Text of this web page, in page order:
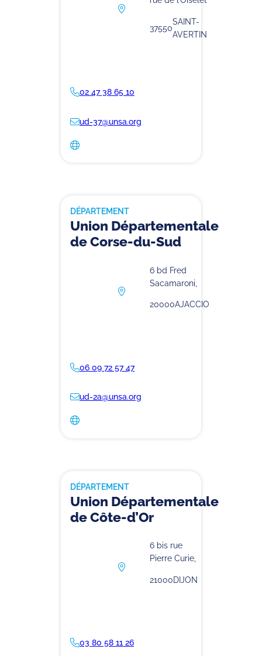
37550
SAINT-
AVERTIN
02 47 38 65 10
ud-37@unsa.org
DÉPARTEMENT
Union Départementale
de Corse-du-Sud
6 bd Fred
Sacamaroni,
20000AJACCIO
06 09 72 57 47
ud-2a@unsa.org
DÉPARTEMENT
Union Départementale
de Côte-d’Or
6 bis rue
Pierre Curie,
21000DIJON
03 80 58 11 26